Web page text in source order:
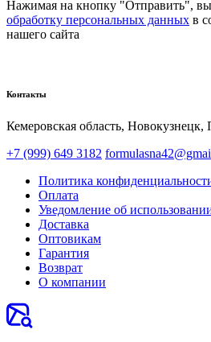
Нажимая на кнопку "Отправить", вы
обработку персональных данных в
нашего сайта
Контакты
Кемеровская область, Новокузнецк,​
+7 (999) 649 3182
Политика
Оплата
Уведомление об
Доставка
Оптовикам
Гарантия
Возврат
О компании